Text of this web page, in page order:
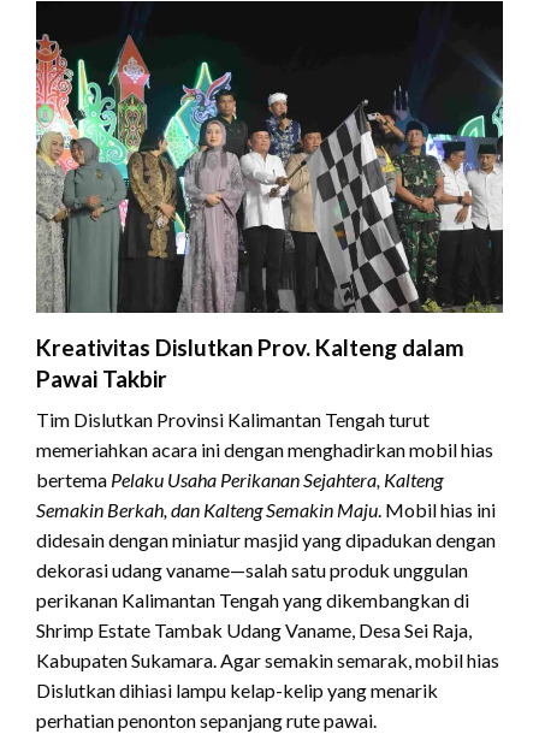
Kreativitas Dislutkan Prov. Kalteng dalam
Pawai Takbir
Tim Dislutkan Provinsi Kalimantan Tengah turut
memeriahkan acara ini dengan menghadirkan mobil hias
bertema Pelaku Usaha Perikanan Sejahtera, Kalteng
Semakin Berkah, dan Kalteng Semakin Maju. Mobil hias ini
didesain dengan miniatur masjid yang dipadukan dengan
dekorasi udang vaname—salah satu produk unggulan
perikanan Kalimantan Tengah yang dikembangkan di
Shrimp Estate Tambak Udang Vaname, Desa Sei Raja,
Kabupaten Sukamara. Agar semakin semarak, mobil hias
Dislutkan dihiasi lampu kelap-kelip yang menarik
perhatian penonton sepanjang rute pawai.